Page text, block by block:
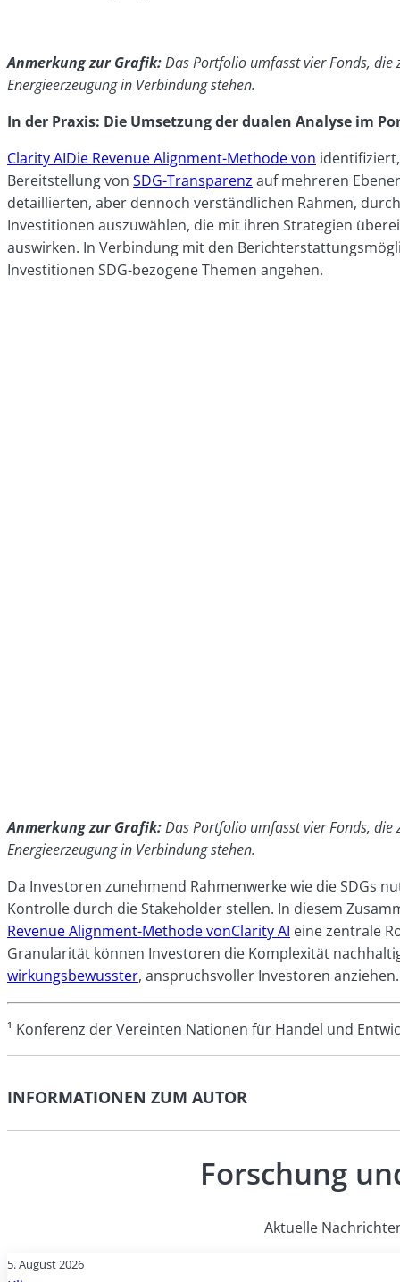
Anmerkung zur Grafik:Das Portfolio umfasst vier Fonds,
Energieerzeugung in Verbindung stehen.
In der Praxis: Die Umsetzung der dualen Analyse im
Clarity AIDie Revenue Alignment-Methode von
Bereitstellung von SDG-Transparenz auf mehreren
detaillierten, aber dennoch verständlichen Rahmen,
Investitionen auszuwählen, die mit ihren Strategien
auswirken. In Verbindung mit den
Investitionen SDG-bezogene Themen angehen.
Anmerkung zur Grafik:Das Portfolio umfasst vier Fonds,
Energieerzeugung in Verbindung stehen.
Da Investoren zunehmend Rahmenwerke wie die SDGs
Kontrolle durch die Stakeholder stellen. In diesem
Revenue Alignment-Methode vonClarity AI eine zentrale
Granularität können Investoren die Komplexität
wirkungsbewusster, anspruchsvoller Investoren anziehen.
¹ Konferenz der Vereinten Nationen für Handel und
INFORMATIONEN ZUM AUTOR
Forschung
Aktuelle
5. August 2026